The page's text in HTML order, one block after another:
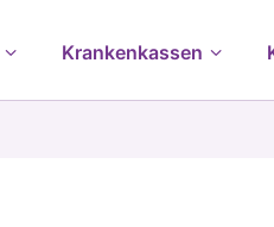
Krankenkassen